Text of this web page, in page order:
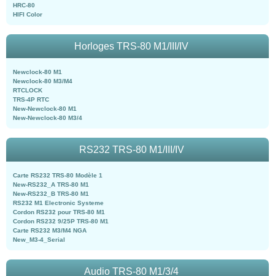
HRC-80
HIFI Color
Horloges TRS-80 M1/III/IV
Newclock-80 M1
Newclock-80 M3/M4
RTCLOCK
TRS-4P RTC
New-Newclock-80 M1
New-Newclock-80 M3/4
RS232 TRS-80 M1/III/IV
Carte RS232 TRS-80 Modèle 1
New-RS232_A TRS-80 M1
New-RS232_B TRS-80 M1
RS232 M1 Electronic Systeme
Cordon RS232 pour TRS-80 M1
Cordon RS232 9/25P TRS-80 M1
Carte RS232 M3/M4 NGA
New_M3-4_Serial
Audio TRS-80 M1/3/4